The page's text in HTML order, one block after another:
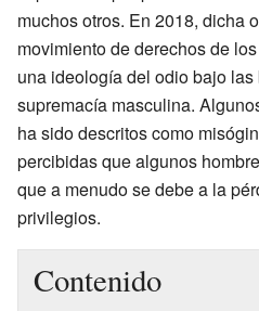
muchos otros. En 2018, dicha
movimiento de derechos de
una ideología del odio bajo
supremacía masculina.
ha sido descritos como
percibidas que algunos
que a menudo se debe a la
privilegios.
Contenido